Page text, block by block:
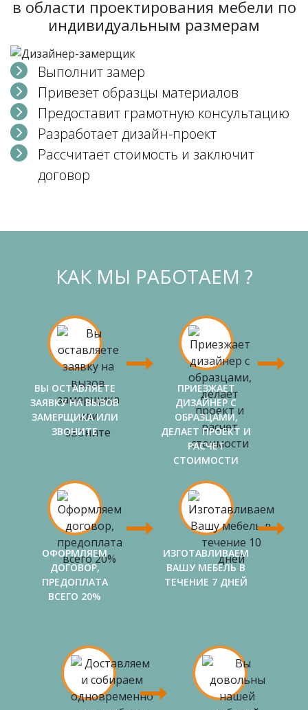
в области проектирования мебели по
индивидуальным размерам
Выполнит замер
Привезет образцы материалов
Предоставит грамотную консультацию
Разработает дизайн-проект
Рассчитает стоимость и заключит
договор
КАК МЫ РАБОТАЕМ ?
ВЫ ОСТАВЛЯЕТЕ
ЗАЯВКУ НА ВЫЗОВ
ЗАМЕРЩИКА ИЛИ
ЗВОНИТЕ
ПРИЕЗЖАЕТ
ДИЗАЙНЕР С
ОБРАЗЦАМИ,
ДЕЛАЕТ ПРОЕКТ И
РАСЧЕТ
СТОИМОСТИ
ОФОРМЛЯЕМ
ДОГОВОР,
ПРЕДОПЛАТА
ВСЕГО 20%
ИЗГОТАВЛИВАЕМ
ВАШУ МЕБЕЛЬ В
ТЕЧЕНИЕ 7 ДНЕЙ